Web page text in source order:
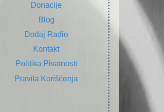
Donacije
Blog
Dodaj Radio
Kontakt
Politika Pivatnosti
Pravila Korišćenja